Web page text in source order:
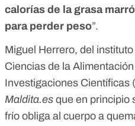
calorías de la grasa
para perder peso”.
Miguel Herrero, del
Ciencias de la
Investigaciones Científicas
Maldita.es que en principio
frío obliga al cuerpo a